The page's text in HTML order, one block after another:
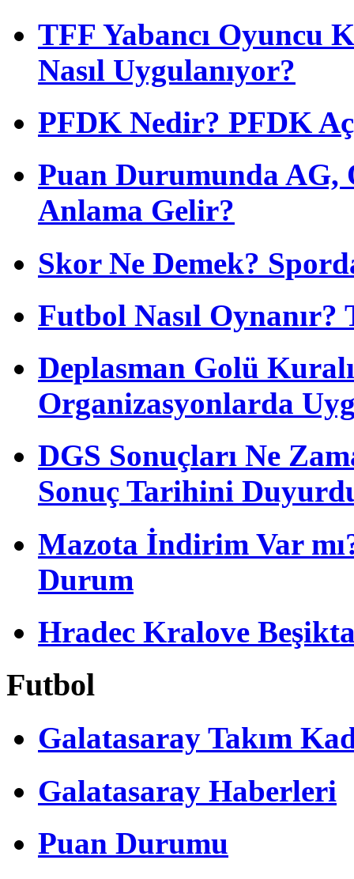
TFF Yabancı Oyuncu
Nasıl Uygulanıyor?
PFDK Nedir? PFDK
Puan Durumunda AG,
Anlama Gelir?
Skor Ne Demek?
Futbol Nasıl
Deplasman Golü
Organizasyonlarda
DGS Sonuçları Ne
Sonuç Tarihini
Mazota İndirim Var
Durum
Hradec Kralove
Futbol
Galatasaray Takım
Galatasaray Haberleri
Puan Durumu